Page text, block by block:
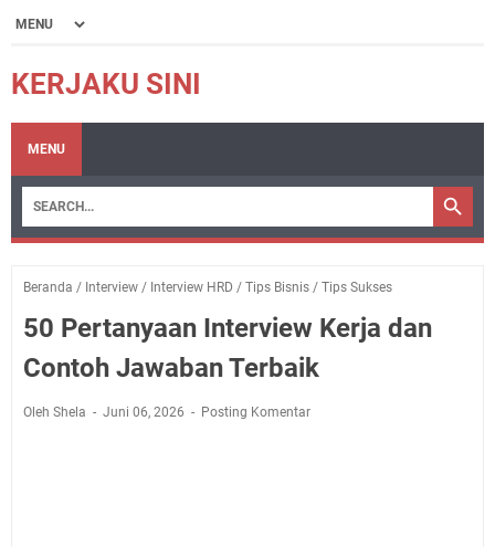
KERJAKU SINI
MENU
Beranda / Interview / Interview HRD / Tips Bisnis / Tips Sukses
50 Pertanyaan Interview Kerja dan
Contoh Jawaban Terbaik
Oleh Shela Juni 06, 2026 Posting Komentar